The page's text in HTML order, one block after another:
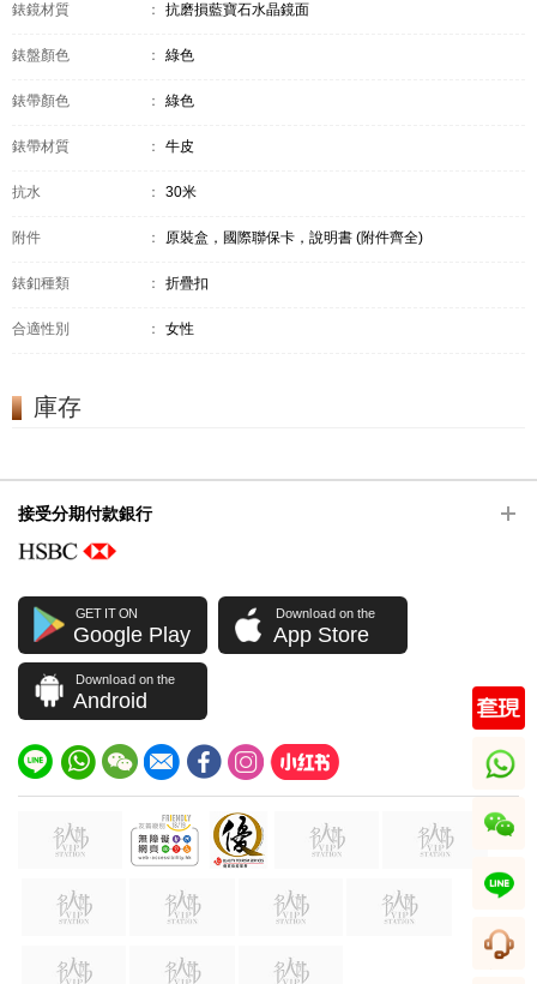
錶鏡材質 ： 抗磨損藍寶石水晶鏡面
錶盤顏色 ： 綠色
錶帶顏色 ： 綠色
錶帶材質 ： 牛皮
抗水 ： 30米
附件 ： 原裝盒，國際聯保卡，說明書 (附件齊全)
錶釦種類 ： 折疊扣
合適性別 ： 女性
庫存
接受分期付款銀行
GET IT ON
Google Play
Download on the
App Store
Download on the
Android
whatsapp